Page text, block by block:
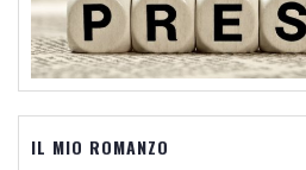
IL MIO ROMANZO